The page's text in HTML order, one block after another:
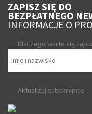
ZAPISZ SIĘ DO
BEZPŁATNEGO
INFORMACJE O
Dlaczego warto się
Aktualizuj subskrypcję